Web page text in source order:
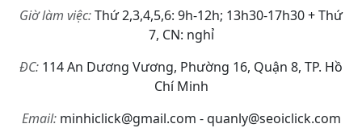
Giờ làm việc:Thứ 2,3,4,5,6: 9h-12h; 13h30-17h30 + Thứ
7, CN: nghỉ
ĐC: 114 An Dương Vương, Phường 16, Quận 8, TP. Hồ
Chí Minh
Email:minhiclick@gmail.com - quanly@seoiclick.com